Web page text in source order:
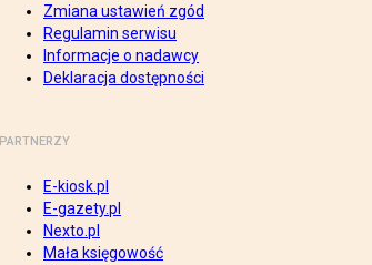
Zmiana ustawień zgód
Regulamin serwisu
Informacje o nadawcy
Deklaracja dostępności
PARTNERZY
E-kiosk.pl
E-gazety.pl
Nexto.pl
Mała księgowość